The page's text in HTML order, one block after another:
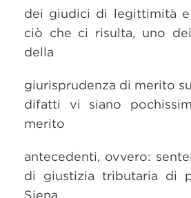
dei giudici di legittimità e
ciò che ci risulta, uno
della
giurisprudenza di merito
difatti vi siano
merito
antecedenti, ovvero:
di giustizia tributaria di
Siena